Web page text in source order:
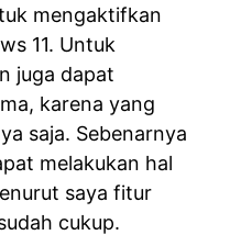
mengaktifkan
11. Untuk
juga dapat
karena yang
saja. Sebenarnya
melakukan hal
saya fitur
cukup.